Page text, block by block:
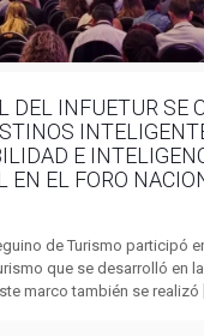
DEL INFUETUR SE
E
EN EL FORO
de Turismo participó
que se desarrolló en
marco también se realizó